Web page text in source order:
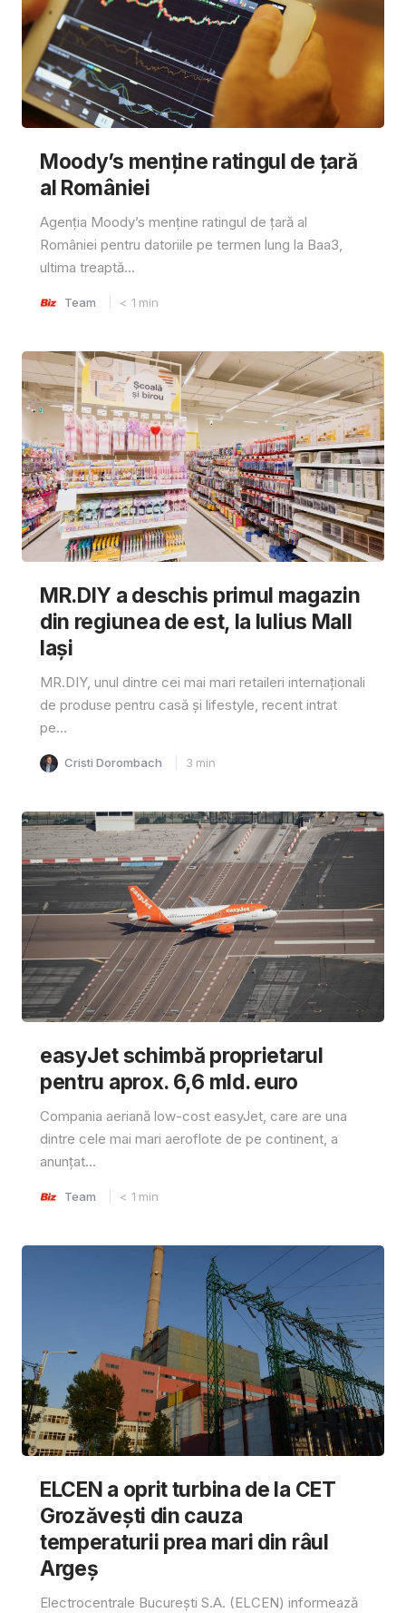
Moody’s menține ratingul de țară
al României
Agenția Moody’s menține ratingul de țară al
României pentru datoriile pe termen lung la Baa3,
ultima treaptă...
Team < 1 min
MR.DIY a deschis primul magazin
din regiunea de est, la Iulius Mall
Iași
MR.DIY, unul dintre cei mai mari retaileri internaționali
de produse pentru casă și lifestyle, recent intrat
pe...
Cristi Dorombach 3 min
easyJet schimbă proprietarul
pentru aprox. 6,6 mld. euro
Compania aeriană low-cost easyJet, care are una
dintre cele mai mari aeroflote de pe continent, a
anunțat...
Team < 1 min
ELCEN a oprit turbina de la CET
Grozăvești din cauza
temperaturii prea mari din râul
Argeș
Electrocentrale București S.A. (ELCEN) informează